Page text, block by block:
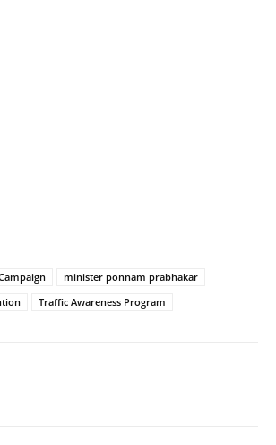
minister ponnam prabhakar
Traffic Awareness Program